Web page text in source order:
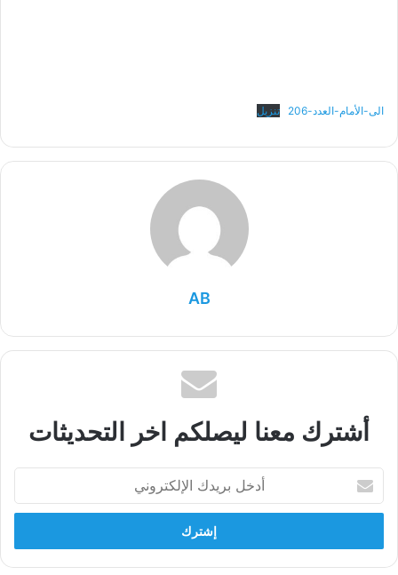
الى-الأمام-العدد-206 تنزيل
AB
أشترك معنا ليصلكم اخر التحديثات
بريدك
الإلكتروني